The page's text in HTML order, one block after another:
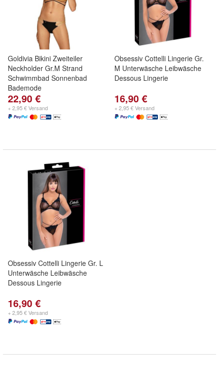
Goldivia Bikini Zweiteiler
Neckholder Gr.M Strand
Schwimmbad Sonnenbad
Bademode
22,90 €
+ 2,95 € Versand
Obsessiv Cottelli Lingerie Gr.
M Unterwäsche Leibwäsche
Dessous Lingerie
16,90 €
+ 2,95 € Versand
Obsessiv Cottelli Lingerie Gr. L
Unterwäsche Leibwäsche
Dessous Lingerie
16,90 €
+ 2,95 € Versand